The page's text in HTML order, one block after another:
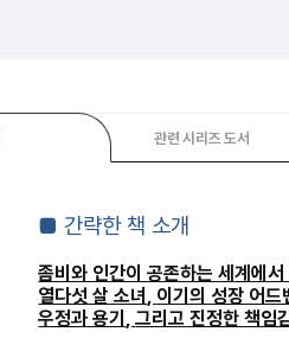
관련 시리즈 도서
■간략한 책 소개
좀비와 인간이 공존하는 세계에서
열다섯 살 소녀 , 이기의 성장 어드
우정과 용기 ,그리고 진정한 책임